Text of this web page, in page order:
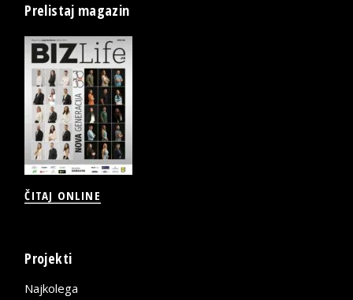
Prelistaj magazin
ČITAJ ONLINE
Projekti
Najkolega